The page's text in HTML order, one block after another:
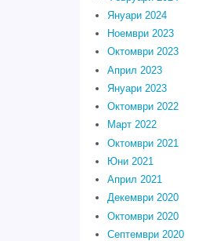
Януари 2024
Ноември 2023
Октомври 2023
Април 2023
Януари 2023
Октомври 2022
Март 2022
Октомври 2021
Юни 2021
Април 2021
Декември 2020
Октомври 2020
Септември 2020